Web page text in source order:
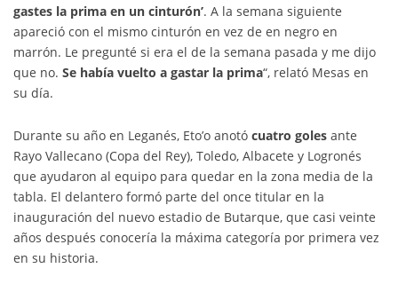
gastes la prima en un cinturón’. A la semana siguiente
apareció con el mismo cinturón en vez de en negro en
marrón. Le pregunté si era el de la semana pasada y me dijo
que no. Se había vuelto a gastar la prima“, relató Mesas en
su día.
Durante su año en Leganés, Eto’o anotó cuatro goles ante
Rayo Vallecano (Copa del Rey), Toledo, Albacete y Logronés
que ayudaron al equipo para quedar en la zona media de la
tabla. El delantero formó parte del once titular en la
inauguración del nuevo estadio de Butarque, que casi veinte
años después conocería la máxima categoría por primera vez
en su historia.